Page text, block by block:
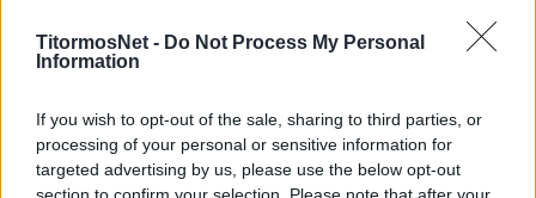
TitormosNet - Do Not Process My Personal
Information
If you wish to opt-out of the sale, sharing to third parties, or
processing of your personal or sensitive information for
targeted advertising by us, please use the below opt-out
section to confirm your selection. Please note that after your